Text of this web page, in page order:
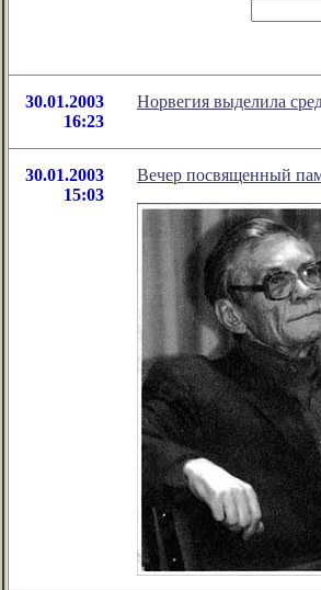
30.01.2003
16:23
Норвегия выделила
30.01.2003
15:03
Вечер посвященный